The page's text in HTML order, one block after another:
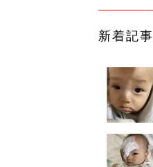
新着記事